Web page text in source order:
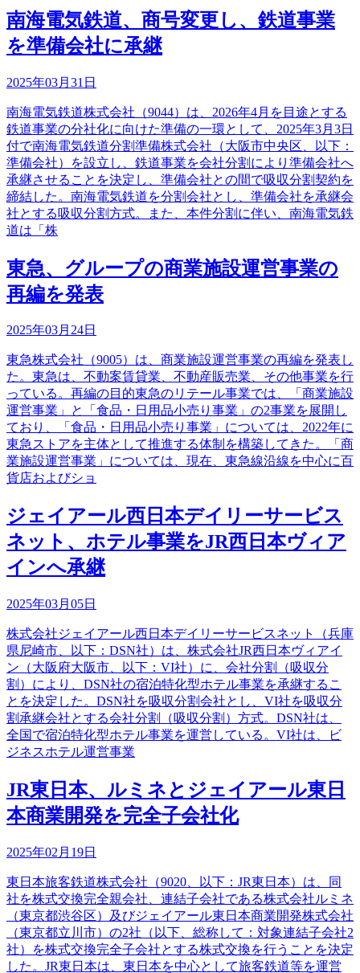
南海電気鉄道、商号変更し、鉄道事業
を準備会社に承継
2025年03月31日
南海電気鉄道株式会社（9044）は、2026年4月を目途とする
鉄道事業の分社化に向けた準備の一環として、2025年3月3日
付で南海電気鉄道分割準備株式会社（大阪市中央区、以下：
準備会社）を設立し、鉄道事業を会社分割により準備会社へ
承継させることを決定し、準備会社との間で吸収分割契約を
締結した。南海電気鉄道を分割会社とし、準備会社を承継会
社とする吸収分割方式。また、本件分割に伴い、南海電気鉄
道は「株
東急、グループの商業施設運営事業の
再編を発表
2025年03月24日
東急株式会社（9005）は、商業施設運営事業の再編を発表し
た。東急は、不動案賃貸業、不動産販売業、その他事業を行
っている。再編の目的東急のリテール事業では、「商業施設
運営事業」と「食品・日用品小売り事業」の2事業を展開し
ており、「食品・日用品小売り事業」については、2022年に
東急ストアを主体として推進する体制を構築してきた。「商
業施設運営事業」については、現在、東急線沿線を中心に百
貨店およびショ
ジェイアール西日本デイリーサービス
ネット、ホテル事業をJR西日本ヴィア
インへ承継
2025年03月05日
株式会社ジェイアール西日本デイリーサービスネット（兵庫
県尼崎市、以下：DSN社）は、株式会社JR西日本ヴィアイ
ン（大阪府大阪市、以下：VI社）に、会社分割（吸収分
割）により、DSN社の宿泊特化型ホテル事業を承継するこ
とを決定した。DSN社を吸収分割会社とし、VI社を吸収分
割承継会社とする会社分割（吸収分割）方式。DSN社は、
全国で宿泊特化型ホテル事業を運営している。VI社は、ビ
ジネスホテル運営事業
JR東日本、ルミネとジェイアール東日
本商業開発を完全子会社化
2025年02月19日
東日本旅客鉄道株式会社（9020、以下：JR東日本）は、同
社を株式交換完全親会社、連結子会社である株式会社ルミネ
（東京都渋谷区）及びジェイアール東日本商業開発株式会社
（東京都立川市）の2社（以下、総称して：対象連結子会社2
社）を株式交換完全子会社とする株式交換を行うことを決定
した。JR東日本は、東日本を中心として旅客鉄道等を運営